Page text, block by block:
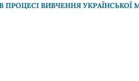
ВИВЧЕННЯ УКРАЇНСЬКОЇ